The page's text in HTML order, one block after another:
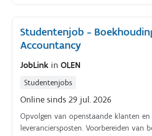
eetzalen, sanitaire ruimtes,
tussen de gebouwen op het terrein met
Zorgen voor een nette en hygiënische
onderhouds- of schoonmaakproblemen
leidinggevende;
Studentenjob -
Accountancy
JobLink in OLEN
Studentenjobs
Online sinds 29 jul. 2026
Opvolgen van openstaande klanten en
leveranciersposten. Voorbereiden van